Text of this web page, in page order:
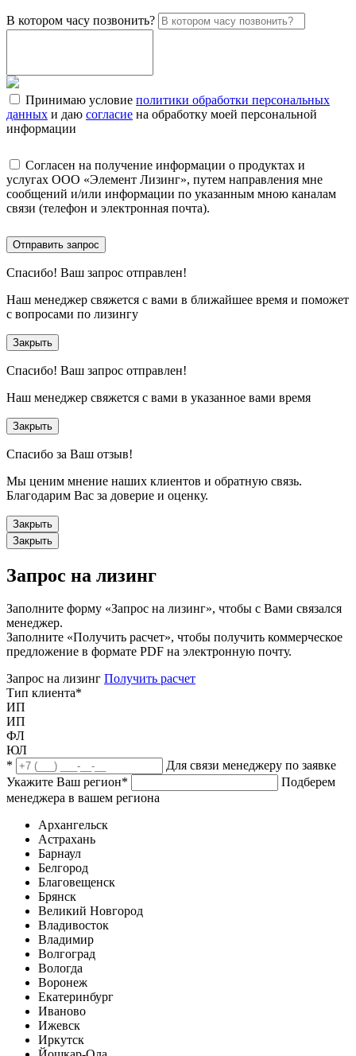
В котором часу позвонить?
Принимаю условие политики обработки персональных
данных и даю согласие на обработку моей персональной
информации
Согласен на получение информации о продуктах и
услугах ООО «Элемент Лизинг», путем направления мне
сообщений и/или информации по указанным мною каналам
связи (телефон и электронная почта).
Отправить запрос
Спасибо! Ваш запрос отправлен!
Наш менеджер свяжется с вами в ближайшее время и поможет
с вопросами по лизингу
Закрыть
Спасибо! Ваш запрос отправлен!
Наш менеджер свяжется с вами в указанное вами время
Закрыть
Спасибо за Ваш отзыв!
Мы ценим мнение наших клиентов и обратную связь.
Благодарим Вас за доверие и оценку.
Закрыть
Закрыть
Запрос на лизинг
Заполните форму «Запрос на лизинг», чтобы с Вами связался
менеджер.
Заполните «Получить расчет», чтобы получить коммерческое
предложение в формате PDF на электронную почту.
Запрос на лизинг Получить расчет
Тип клиента*
ИП
ИП
ФЛ
ЮЛ
*
Для связи менеджеру по заявке
Укажите Ваш регион*
Подберем
менеджера в вашем региона
Архангельск
Астрахань
Барнаул
Белгород
Благовещенск
Брянск
Великий Новгород
Владивосток
Владимир
Волгоград
Вологда
Воронеж
Екатеринбург
Иваново
Ижевск
Иркутск